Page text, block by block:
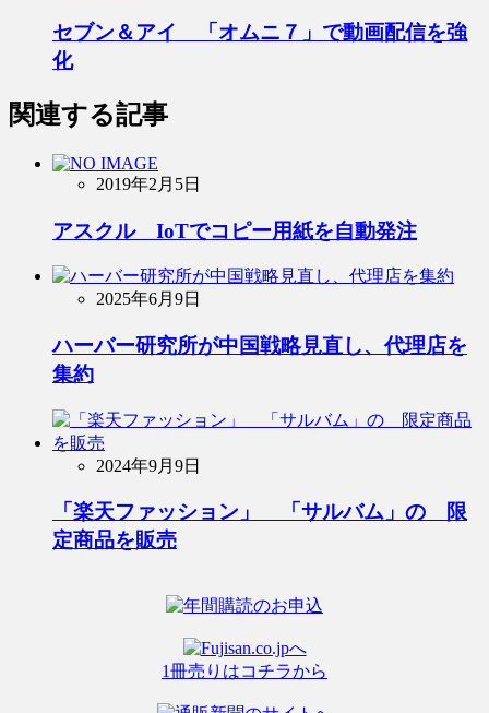
セブン＆アイ 「オムニ７」で動画配信を強
化
関連する記事
2019年2月5日
アスクル IoTでコピー用紙を自動発注
2025年6月9日
ハーバー研究所が中国戦略見直し、代理店を
集約
2024年9月9日
「楽天ファッション」 「サルバム」の 限
定商品を販売
1冊売りはコチラから